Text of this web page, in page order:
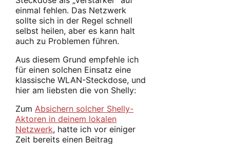
einmal fehlen. Das Netzwerk
sollte sich in der Regel schnell
selbst heilen, aber es kann halt
auch zu Problemen führen.
Aus diesem Grund empfehle ich
für einen solchen Einsatz eine
klassische WLAN-Steckdose, und
hier am liebsten die von Shelly:
Zum Absichern solcher Shelly-
Aktoren in deinem lokalen
Netzwerk, hatte ich vor einiger
Zeit bereits einen Beitrag